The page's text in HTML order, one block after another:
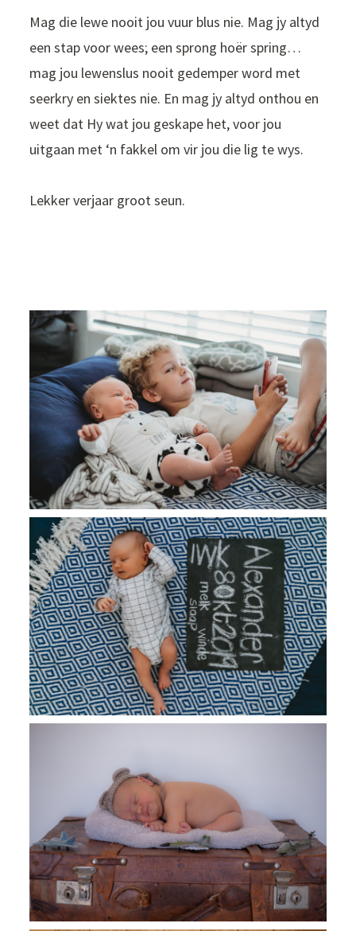
Mag die lewe nooit jou vuur blus nie. Mag jy altyd
een stap voor wees; een sprong hoër spring…
mag jou lewenslus nooit gedemper word met
seerkry en siektes nie. En mag jy altyd onthou en
weet dat Hy wat jou geskape het, voor jou
uitgaan met ‘n fakkel om vir jou die lig te wys.
Lekker verjaar groot seun.